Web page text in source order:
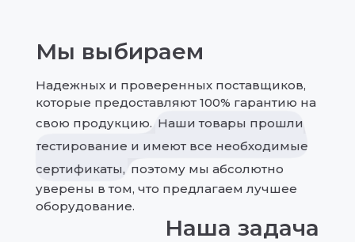
Мы выбираем
Надежных и проверенных поставщиков,
которые предоставляют 100% гарантию на
свою продукцию. Наши товары прошли
тестирование и имеют все необходимые
сертификаты, поэтому мы абсолютно
уверены в том, что предлагаем лучшее
оборудование.
Наша задача